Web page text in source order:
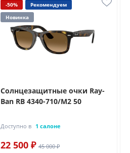
-50%
Рекомендуем
Новинка
Солнцезащитные очки Ray-
Ban RB 4340-710/M2 50
Доступно в 1 салоне
22 500 ₽ 45 000 ₽